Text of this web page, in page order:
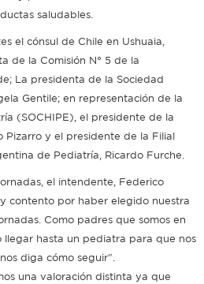
saludables.
el cónsul de Chile en Ushuaia,
de la Comisión N° 5 de la
La presidenta de la Sociedad
Gentile; en representación de la
(SOCHIPE), el presidente de la
Pizarro y el presidente de la Filial
de Pediatría, Ricardo Furche.
el intendente, Federico
contento por haber elegido nuestra
Como padres que somos en
llegar hasta un pediatra para que nos
diga cómo seguir".
una valoración distinta ya que